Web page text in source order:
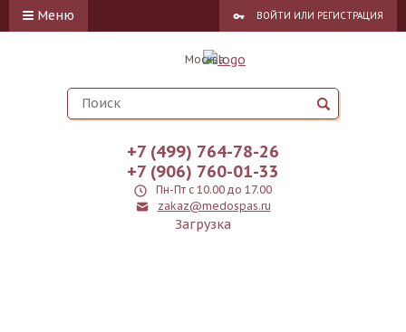
Меню ВОЙТИ ИЛИ РЕГИСТРАЦИЯ
Москва
+7 (499) 764-78-26
+7 (906) 760-01-33
Пн-Пт с 10.00 до 17.00
zakaz@medospas.ru
Загрузка